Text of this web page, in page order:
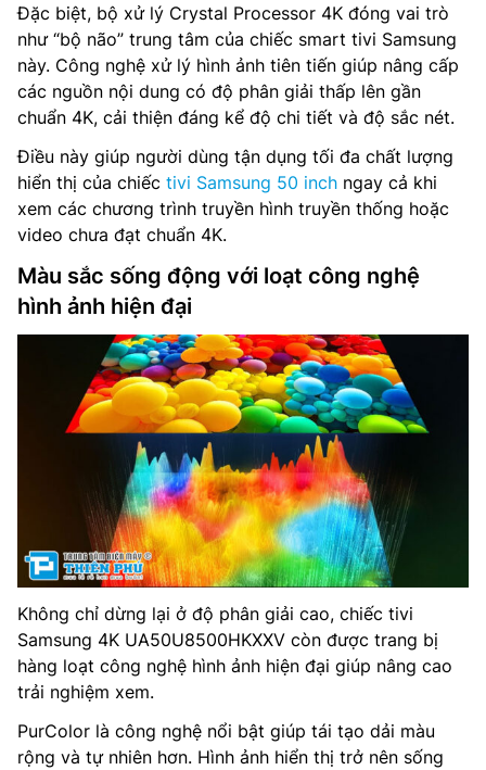
Đặc biệt, bộ xử lý Crystal Processor 4K đóng vai trò
như “bộ não” trung tâm của chiếc smart tivi Samsung
này. Công nghệ xử lý hình ảnh tiên tiến giúp nâng cấp
các nguồn nội dung có độ phân giải thấp lên gần
chuẩn 4K, cải thiện đáng kể độ chi tiết và độ sắc nét.
Điều này giúp người dùng tận dụng tối đa chất lượng
hiển thị của chiếc tivi Samsung 50 inch ngay cả khi
xem các chương trình truyền hình truyền thống hoặc
video chưa đạt chuẩn 4K.
Màu sắc sống động với loạt công nghệ
hình ảnh hiện đại
Không chỉ dừng lại ở độ phân giải cao, chiếc tivi
Samsung 4K UA50U8500HKXXV còn được trang bị
hàng loạt công nghệ hình ảnh hiện đại giúp nâng cao
trải nghiệm xem.
PurColor là công nghệ nổi bật giúp tái tạo dải màu
rộng và tự nhiên hơn. Hình ảnh hiển thị trở nên sống